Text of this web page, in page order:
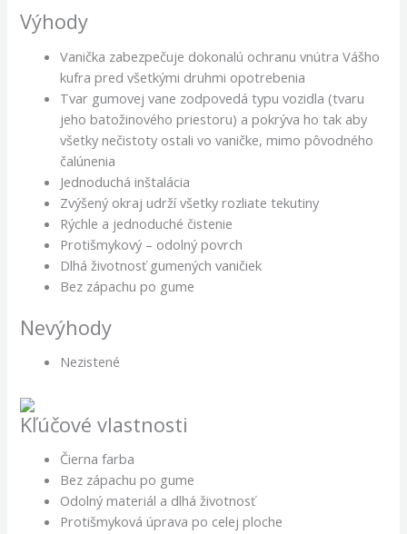
Výhody
Vanička zabezpečuje dokonalú ochranu vnútra Vášho
kufra pred všetkými druhmi opotrebenia
Tvar gumovej vane zodpovedá typu vozidla (tvaru
jeho batožinového priestoru) a pokrýva ho tak aby
všetky nečistoty ostali vo vaničke, mimo pôvodného
čalúnenia
Jednoduchá inštalácia
Zvýšený okraj udrží všetky rozliate tekutiny
Rýchle a jednoduché čistenie
Protišmykový – odolný povrch
Dlhá životnosť gumených vaničiek
Bez zápachu po gume
Nevýhody
Nezistené
Kľúčové vlastnosti
Čierna farba
Bez zápachu po gume
Odolný materiál a dlhá životnosť
Protišmyková úprava po celej ploche